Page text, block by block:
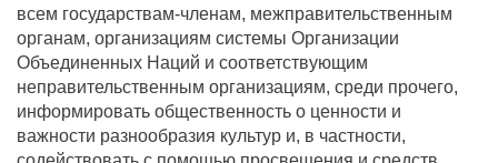
всем государствам-членам, межправительственным
органам, организациям системы Организации
Объединенных Наций и соответствующим
неправительственным организациям, среди прочего,
информировать общественность о ценности и
важности разнообразия культур и, в частности,